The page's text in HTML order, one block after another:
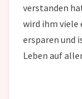
verstanden
wird ihm viele
ersparen und
Leben auf